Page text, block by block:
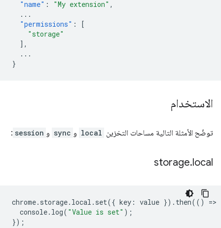
"name" : "My extension" ,
...
"permissions" :
[
"storage"
],
...
}
الاستخدام
توضّح الأمثلة التالية مساحات التخزين local و sync و session
:
storage.local
chrome. storage. local . set({ key : value }). then(() =>
console. log( "Value is set" );
});